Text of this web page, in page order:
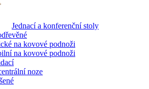
Jednací a konferenční stoly
na kovové podnoži
na kovové podnoži
noze